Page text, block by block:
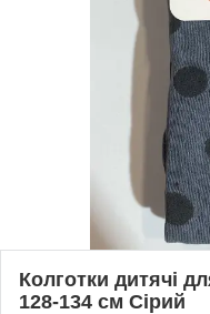
Колготки дитячі
128-134 см Сірий